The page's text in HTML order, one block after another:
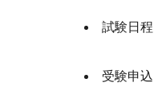
試験日程
受験申込